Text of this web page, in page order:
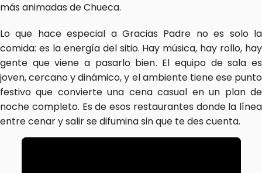
más animadas de Chueca.
Lo que hace especial a Gracias Padre no es solo la
comida: es la energía del sitio. Hay música, hay rollo, hay
gente que viene a pasarlo bien. El equipo de sala es
joven, cercano y dinámico, y el ambiente tiene ese punto
festivo que convierte una cena casual en un plan de
noche completo. Es de esos restaurantes donde la línea
entre cenar y salir se difumina sin que te des cuenta.